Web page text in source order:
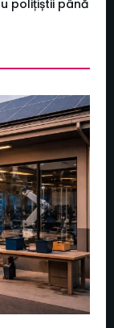
polițiștii până